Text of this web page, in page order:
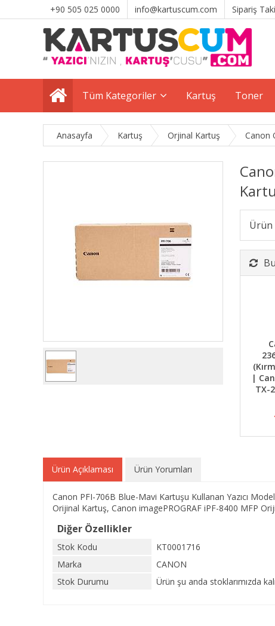
+90 505 025 0000 info@kartuscum.com Sipariş
Tüm Kategoriler Kartuş Toner
Anasayfa Kartuş Orjinal Kartuş Canon
Ürün
|
TX-
Ürün Açıklaması Ürün Yorumları
Canon PFI-706B Blue-Mavi Kartuşu Kullanan Yazıcı
Orijinal Kartuş, Canon imagePROGRAF iPF-8400 MFP
Diğer Özellikler
Stok Kodu
KT0001716
Marka
CANON
Stok Durumu
Ürün şu anda stoklarımızda